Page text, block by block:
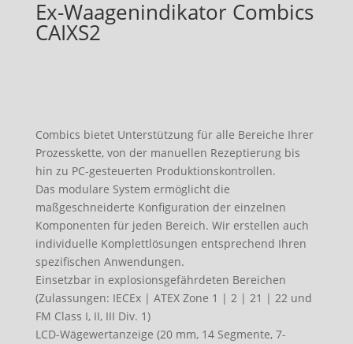
Ex-Waagenindikator Combics
CAIXS2
Combics bietet Unterstützung für alle Bereiche Ihrer
Prozesskette, von der manuellen Rezeptierung bis
hin zu PC-gesteuerten Produktionskontrollen.
Das modulare System ermöglicht die
maßgeschneiderte Konfiguration der einzelnen
Komponenten für jeden Bereich. Wir erstellen auch
individuelle Komplettlösungen entsprechend Ihren
spezifischen Anwendungen.
Einsetzbar in explosionsgefährdeten Bereichen
(Zulassungen: IECEx | ATEX Zone 1 | 2 | 21 | 22 und
FM Class I, II, III Div. 1)
LCD-Wägewertanzeige (20 mm, 14 Segmente, 7-